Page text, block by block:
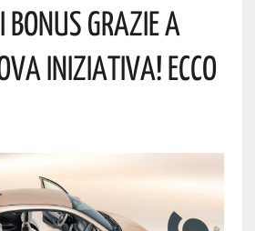
Bonus Grazie A
Iniziativa! Ecco